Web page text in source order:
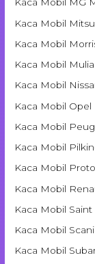
Kaca Mobil MG
Kaca Mobil
Kaca Mobil
Kaca Mobil
Kaca Mobil
Kaca Mobil Opel
Kaca Mobil
Kaca Mobil
Kaca Mobil
Kaca Mobil
Kaca Mobil
Kaca Mobil
Kaca Mobil